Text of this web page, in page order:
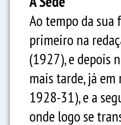
Ao tempo da sua
primeiro na
(1927), e depois
mais tarde, já
1928-31), e a
onde logo se